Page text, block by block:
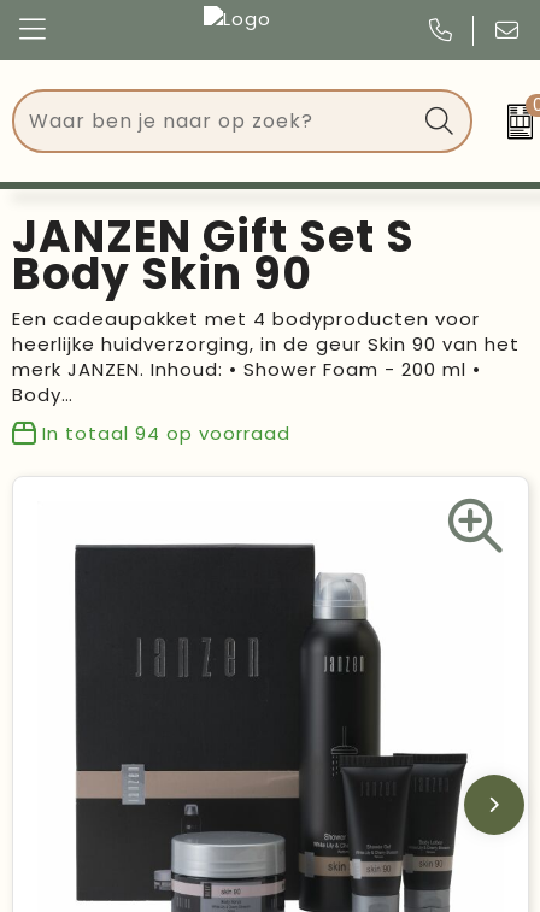
Tassen
Drinkwaren
Events
Give Aways
Geschenken
Kantoorartikelen
Made in Europe
Congres
Events
Kerst
Verjaardagen
Voetbal, EK en WK
JANZEN Gift Set S
Body Skin 90
Een cadeaupakket met 4 bodyproducten voor
heerlijke huidverzorging, in de geur Skin 90 van het
merk JANZEN. Inhoud: • Shower Foam - 200 ml •
Body…
In totaal 94 op voorraad